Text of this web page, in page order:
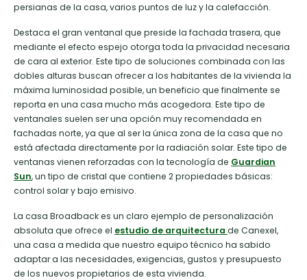
persianas de la casa, varios puntos de luz y la calefacción.
Destaca el gran ventanal que preside la fachada trasera, que
mediante el efecto espejo otorga toda la privacidad necesaria
de cara al exterior. Este tipo de soluciones combinada con las
dobles alturas buscan ofrecer a los habitantes de la vivienda la
máxima luminosidad posible, un beneficio que finalmente se
reporta en una casa mucho más acogedora. Este tipo de
ventanales suelen ser una opción muy recomendada en
fachadas norte, ya que al ser la única zona de la casa que no
está afectada directamente por la radiación solar. Este tipo de
ventanas vienen reforzadas con la tecnología de Guardian
Sun, un tipo de cristal que contiene 2 propiedades básicas:
control solar y bajo emisivo.
La casa Broadback es un claro ejemplo de personalización
absoluta que ofrece el estudio de arquitectura de Canexel,
una casa a medida que nuestro equipo técnico ha sabido
adaptar a las necesidades, exigencias, gustos y presupuesto
de los nuevos propietarios de esta vivienda.